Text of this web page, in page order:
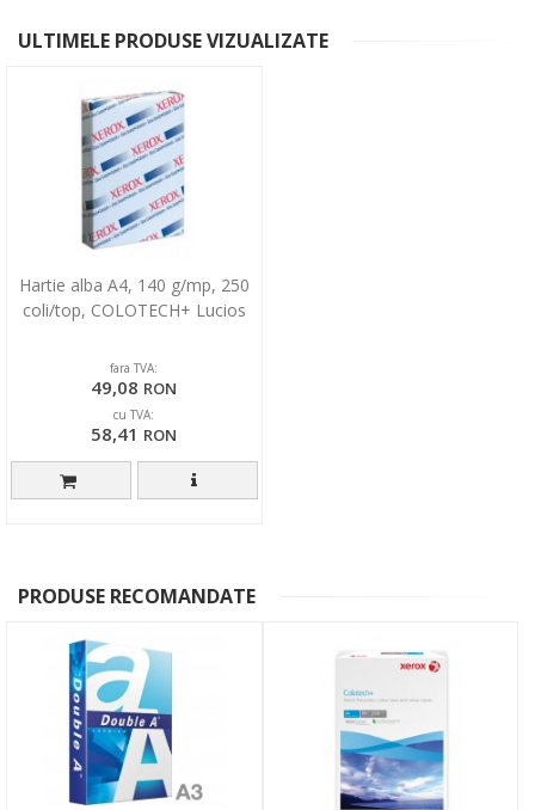
ULTIMELE PRODUSE VIZUALIZATE
Hartie alba A4, 140 g/mp, 250
coli/top, COLOTECH+ Lucios
fara TVA:
49,08 RON
cu TVA:
58,41 RON
PRODUSE RECOMANDATE